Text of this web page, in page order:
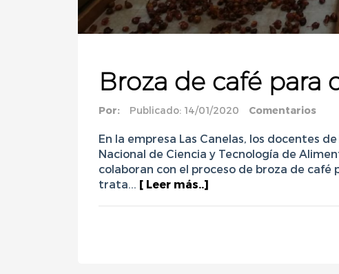
Broza de café
Por: Publicado: 14/01/2020 Comentarios
En la empresa Las Canelas, los docentes
Nacional de Ciencia y Tecnología de
colaboran con el proceso de broza de café
trata... [ Leer más..]